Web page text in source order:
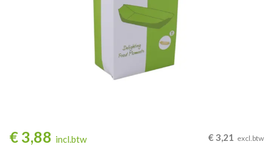
€ 3,88 incl.btw € 3,21 excl.btw